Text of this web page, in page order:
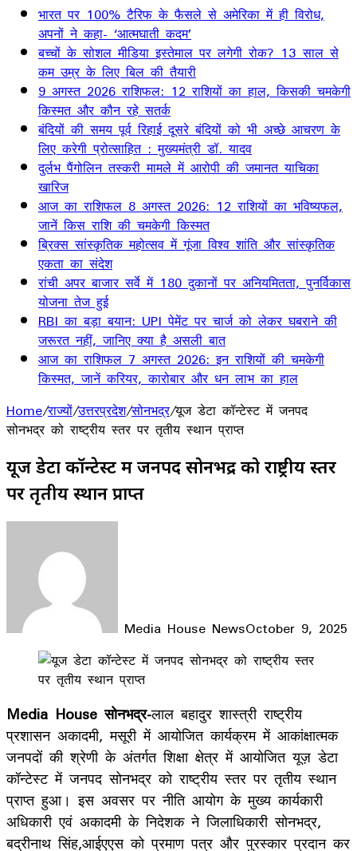
भारत पर 100% टैरिफ के फैसले से अमेरिका में ही विरोध,
अपनों ने कहा- ‘आत्मघाती कदम’
बच्चों के सोशल मीडिया इस्तेमाल पर लगेगी रोक? 13 साल से
कम उम्र के लिए बिल की तैयारी
9 अगस्त 2026 राशिफल: 12 राशियों का हाल, किसकी चमकेगी
किस्मत और कौन रहे सतर्क
बंदियों की समय पूर्व रिहाई दूसरे बंदियों को भी अच्छे आचरण के
लिए करेगी प्रोत्साहित : मुख्यमंत्री डॉ. यादव
दुर्लभ पैंगोलिन तस्करी मामले में आरोपी की जमानत याचिका
खारिज
आज का राशिफल 8 अगस्त 2026: 12 राशियों का भविष्यफल,
जानें किस राशि की चमकेगी किस्मत
ब्रिक्स सांस्कृतिक महोत्सव में गूंजा विश्व शांति और सांस्कृतिक
एकता का संदेश
रांची अपर बाजार सर्वे में 180 दुकानों पर अनियमितता, पुनर्विकास
योजना तेज हुई
RBI का बड़ा बयान: UPI पेमेंट पर चार्ज को लेकर घबराने की
जरूरत नहीं, जानिए क्या है असली बात
आज का राशिफल 7 अगस्त 2026: इन राशियों की चमकेगी
किस्मत, जानें करियर, कारोबार और धन लाभ का हाल
Home/राज्यों/उत्तरप्रदेश/सोनभद्र/यूज डेटा कॉन्टेस्ट में जनपद
सोनभद्र को राष्ट्रीय स्तर पर तृतीय स्थान प्राप्त
यूज डेटा कॉन्टेस्ट में जनपद सोनभद्र को राष्ट्रीय स्तर
पर तृतीय स्थान प्राप्त
Media House NewsOctober 9, 2025
Facebook
LinkedIn
WhatsApp
Telegram
Media House सोनभद्र-लाल बहादुर शास्त्री राष्ट्रीय
प्रशासन अकादमी, मसूरी में आयोजित कार्यक्रम में आकांक्षात्मक
जनपदों की श्रेणी के अंतर्गत शिक्षा क्षेत्र में आयोजित यूज़ डेटा
कॉन्टेस्ट में जनपद सोनभद्र को राष्ट्रीय स्तर पर तृतीय स्थान
प्राप्त हुआ। इस अवसर पर नीति आयोग के मुख्य कार्यकारी
अधिकारी एवं अकादमी के निदेशक ने जिलाधिकारी सोनभद्र,
बद्रीनाथ सिंह,आईएएस को प्रमाण पत्र और पुरस्कार प्रदान कर